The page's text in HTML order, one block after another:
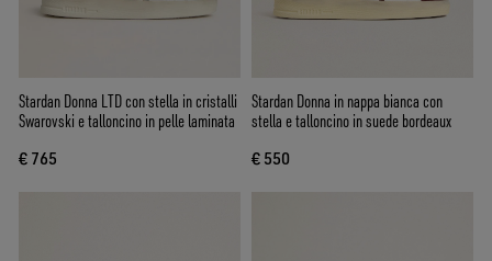
Stardan Donna LTD con stella in cristalli
Swarovski e talloncino in pelle laminata
€ 765
Stardan Donna in nappa bianca con
stella e talloncino in suede bordeaux
€ 550